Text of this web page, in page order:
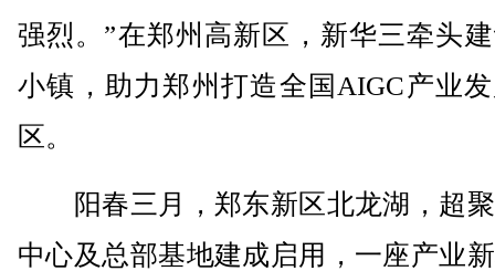
强烈。”在郑州高新区，新华三牵头
小镇，助力郑州打造全国AIGC产业
区。
阳春三月，郑东新区北龙湖，超
中心及总部基地建成启用，一座产业